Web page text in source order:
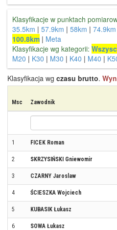
Klasyfikacje w punktach
35.5km | 57.9km | 58km | 74.9km
100.8km | Meta
Klasyfikacje wg kategorii:
M20 | K30 | M30 | K40 | M40 |
Klasyfikacja wg czasu brutto.
Msc Zawodnik
1 FICEK Roman
2 SKRZYSIŃSKI Gniewomir
3 CZARNY Jaroslaw
4 ŚCIESZKA Wojciech
5 KUBASIK Łukasz
6 SOWA Łukasz